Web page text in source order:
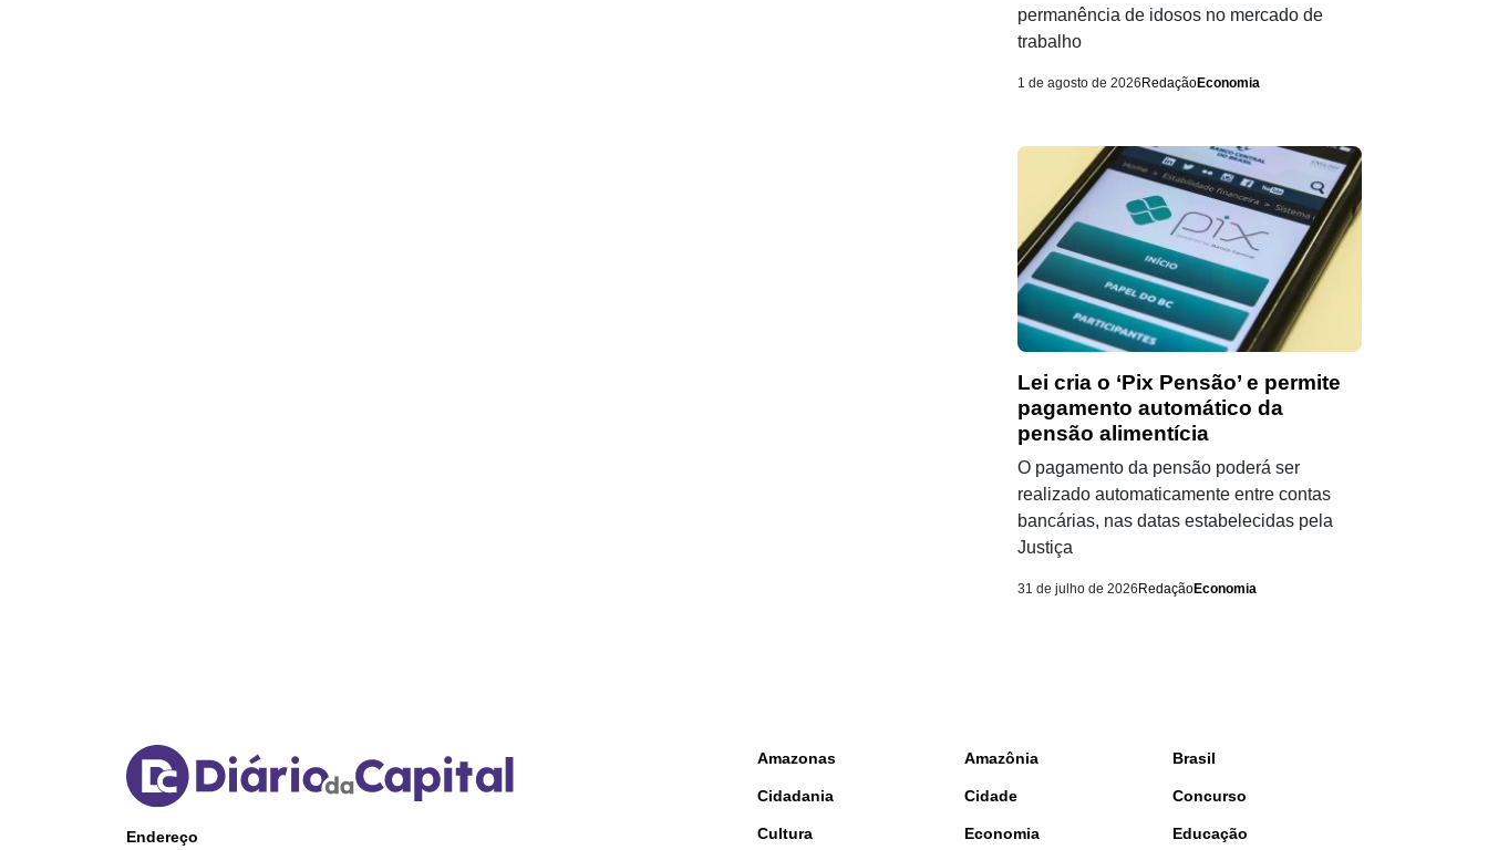
permanência de idosos no mercado de
trabalho
1 de agosto de 2026 RedaçãoEconomia
Lei cria o ‘Pix Pensão’ e permite
pagamento automático da
pensão alimentícia
O pagamento da pensão poderá ser
realizado automaticamente entre contas
bancárias, nas datas estabelecidas pela
Justiça
31 de julho de 2026 RedaçãoEconomia
Endereço
Amazonas Amazônia Brasil
Cidadania Cidade Concurso
Cultura Economia Educação